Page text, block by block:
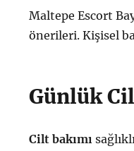
Maltepe Escort
önerileri. Kişisel
Günlük
Cilt bakımı